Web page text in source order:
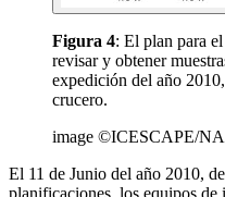
Figura 4: El plan para
revisar y obtener
expedición del año
crucero.
image ©ICESCAPE/
El 11 de Junio del año 2010,
planificaciones, los equipos